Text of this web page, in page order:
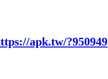
apk.tw/?950949